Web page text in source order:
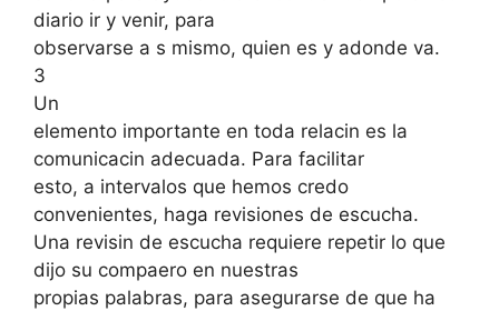
diario ir y venir, para
observarse a s mismo, quien es y adonde va.
3
Un
elemento importante en toda relacin es la
comunicacin adecuada. Para facilitar
esto, a intervalos que hemos credo
convenientes, haga revisiones de escucha.
Una revisin de escucha requiere repetir lo que
dijo su compaero en nuestras
propias palabras, para asegurarse de que ha